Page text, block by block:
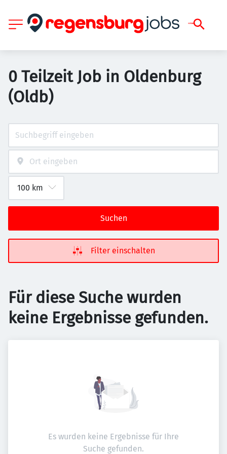
0 Teilzeit Job in Oldenburg
(Oldb)
Suchen
Filter einschalten
Für diese Suche wurden
keine Ergebnisse gefunden.
Es wurden keine Ergebnisse für Ihre
Suche gefunden.